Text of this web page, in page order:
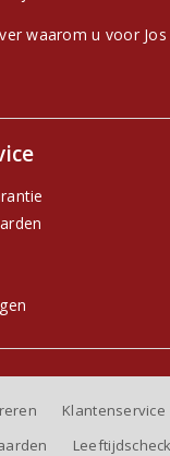
waarom u voor
Klantenservice
Leeftijdscheck